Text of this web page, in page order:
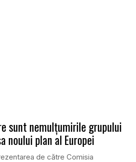
sunt nemulțumirile grupului
noului plan al Europei
de către Comisia